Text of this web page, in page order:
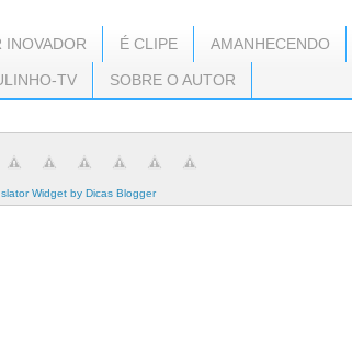
INOVADOR É CLIPE AMANHECENDO
TV SOBRE O AUTOR
Widget by Dicas Blogger